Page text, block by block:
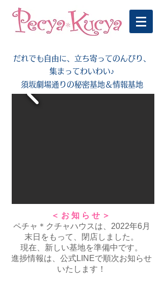
だれでも自由に、立ち寄ってのんびり、
集まってわいわい♪
須坂劇場通りの秘密基地＆情報基地
＜お知らせ＞
ペチャ＊クチャハウスは、2022年6月
末日をもって、閉店しました。
現在、新しい基地を準備中です。
​進捗情報は、公式LINEで順次お知らせ
いたします！